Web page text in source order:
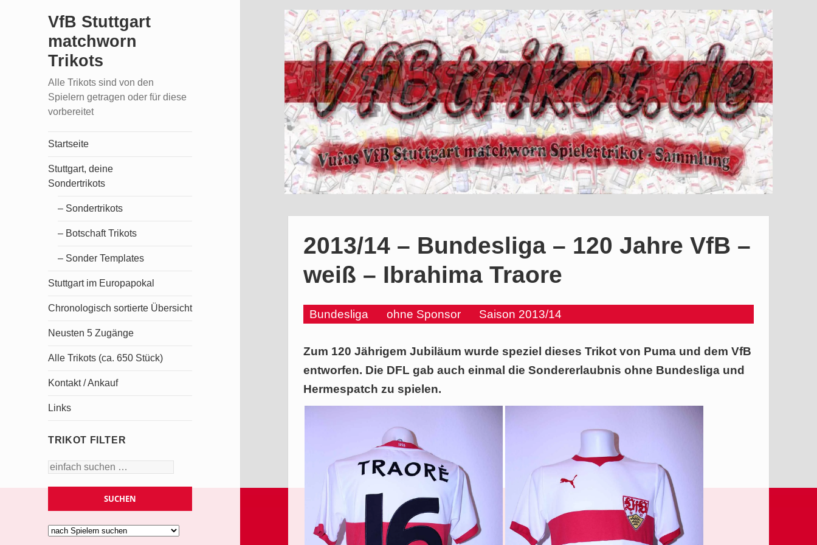
VfB Stuttgart
matchworn
Trikots
Alle Trikots sind von den
Spielern getragen oder für diese
vorbereitet
Startseite
Stuttgart, deine
Sondertrikots
– Sondertrikots
– Botschaft Trikots
– Sonder Templates
Stuttgart im Europapokal
Chronologisch sortierte Übersicht
Neusten 5 Zugänge
Alle Trikots (ca. 650 Stück)
Kontakt / Ankauf
Links
TRIKOT FILTER
2013/14 – Bundesliga – 120 Jahre VfB –
weiß – Ibrahima Traore
Bundesliga ohne Sponsor Saison 2013/14
Zum 120 Jährigem Jubiläum wurde speziel dieses Trikot von Puma und dem VfB
entworfen. Die DFL gab auch einmal die Sondererlaubnis ohne Bundesliga und
Hermespatch zu spielen.